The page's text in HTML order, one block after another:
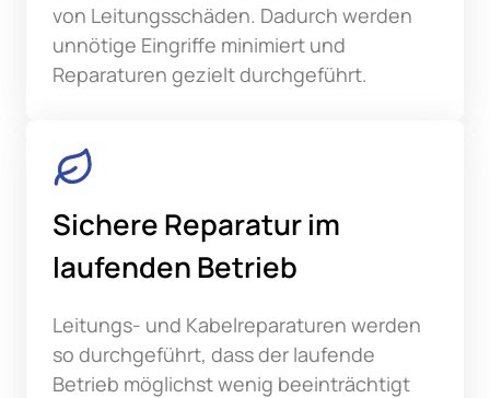
von Leitungsschäden. Dadurch werden
unnötige Eingriffe minimiert und
Reparaturen gezielt durchgeführt.
Sichere Reparatur im
laufenden Betrieb
Leitungs- und Kabelreparaturen werden
so durchgeführt, dass der laufende
Betrieb möglichst wenig beeinträchtigt